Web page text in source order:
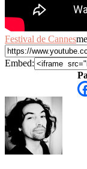
Festival de Cannes
Embed: